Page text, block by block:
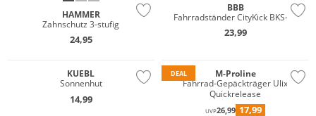
HAMMER
Zahnschutz 3-stufig
24,95
BBB
Fahrradständer CityKick BKS-05
23,99
KUEBL
Sonnenhut
14,99
DEAL
M-Proline
Fahrrad-Gepäckträger Ulix
Quickrelease
UVP26,99 17,99